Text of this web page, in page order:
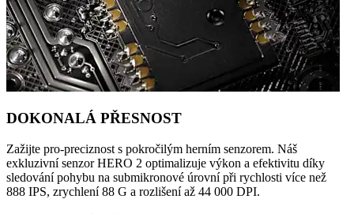
DOKONALÁ PŘESNOST
Zažijte pro-preciznost s pokročilým herním senzorem. Náš
exkluzivní senzor HERO 2 optimalizuje výkon a efektivitu díky
sledování pohybu na submikronové úrovní při rychlosti více než
888 IPS, zrychlení 88 G a rozlišení až 44 000 DPI.